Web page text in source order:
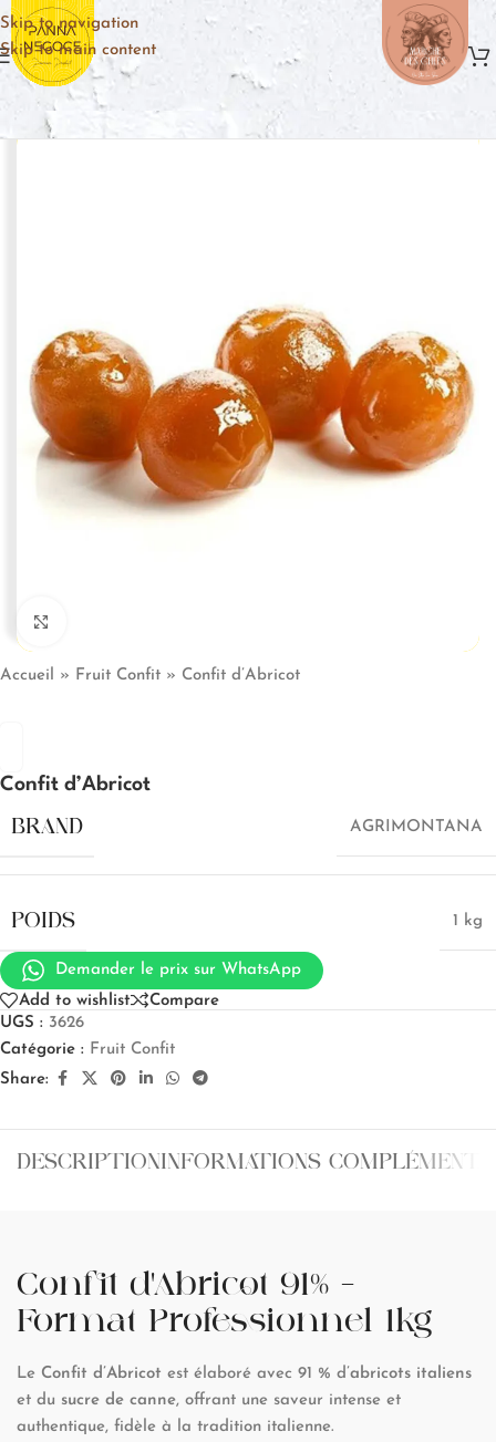
Skip to navigation
Skip to main content
Accueil » Fruit Confit » Confit d’Abricot
Confit d’Abricot
BRAND AGRIMONTANA
POIDS 1 kg
Demander le prix sur WhatsApp
Add to wishlist
Compare
UGS : 3626
Catégorie : Fruit Confit
Share:
DESCRIPTIONINFORMATIONS
Confit d’Abricot 91% –
Format Professionnel 1kg
Le Confit d’Abricot est élaboré avec 91 % d’abricots italiens
et du sucre de canne, offrant une saveur intense et
authentique, fidèle à la tradition italienne.